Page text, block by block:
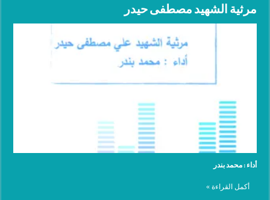
مرثية الشهيد مصطفى حيدر
أداء : محمد بندر
أكمل القراءة »